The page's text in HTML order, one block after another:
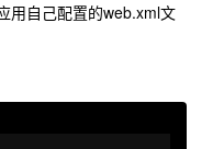
用自己配置的web.xml文